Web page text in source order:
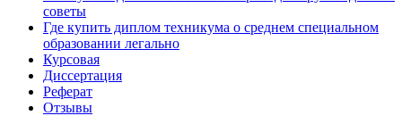
советы
Где купить диплом техникума о среднем специальном
образовании легально
Курсовая
Диссертация
Реферат
Отзывы